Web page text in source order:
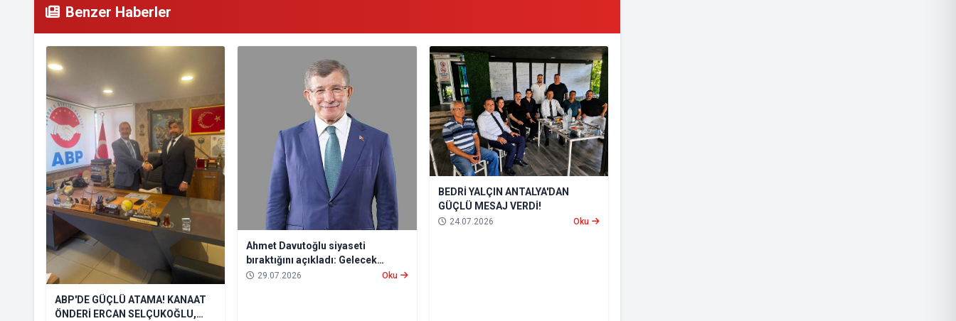
Benzer Haberler
ABP'DE GÜÇLÜ ATAMA! KANAAT
ÖNDERİ ERCAN SELÇUKOĞLU,
Ahmet Davutoğlu siyaseti
bıraktığını açıkladı: Gelecek
Partisi’ni feshetti
29.07.2026 Oku
BEDRİ YALÇIN ANTALYA'DAN
GÜÇLÜ MESAJ VERDİ!
24.07.2026 Oku